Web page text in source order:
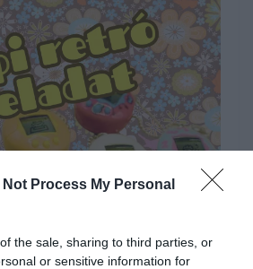
Not Process My Personal
the sale, sharing to third parties, or
or sensitive information for